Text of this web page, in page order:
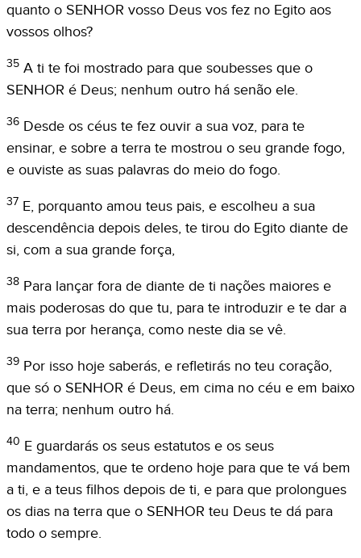
quanto o SENHOR vosso Deus vos fez no Egito aos
vossos olhos?
35 A ti te foi mostrado para que soubesses que o
SENHOR é Deus; nenhum outro há senão ele.
36 Desde os céus te fez ouvir a sua voz, para te
ensinar, e sobre a terra te mostrou o seu grande fogo,
e ouviste as suas palavras do meio do fogo.
37 E, porquanto amou teus pais, e escolheu a sua
descendência depois deles, te tirou do Egito diante de
si, com a sua grande força,
38 Para lançar fora de diante de ti nações maiores e
mais poderosas do que tu, para te introduzir e te dar a
sua terra por herança, como neste dia se vê.
39 Por isso hoje saberás, e refletirás no teu coração,
que só o SENHOR é Deus, em cima no céu e em baixo
na terra; nenhum outro há.
40 E guardarás os seus estatutos e os seus
mandamentos, que te ordeno hoje para que te vá bem
a ti, e a teus filhos depois de ti, e para que prolongues
os dias na terra que o SENHOR teu Deus te dá para
todo o sempre.